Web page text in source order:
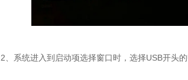
2、系统进入到启动项选择窗口时，选择USB开头